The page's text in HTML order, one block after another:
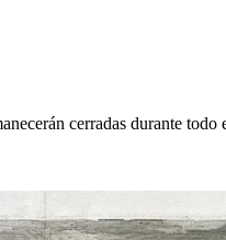
cerradas durante